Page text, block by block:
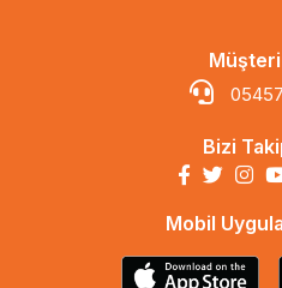
Müşteri
Bizi
Mobil